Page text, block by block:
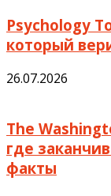
Psychology
который
26.07.2026
The
где
факты